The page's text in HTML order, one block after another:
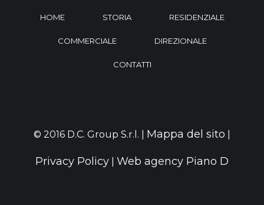
HOME STORIA RESIDENZIALE
COMMERCIALE DIREZIONALE
CONTATTI
© 2016 D.C. Group S.r.l. | Mappa del sito
Privacy Policy Web agency Piano D